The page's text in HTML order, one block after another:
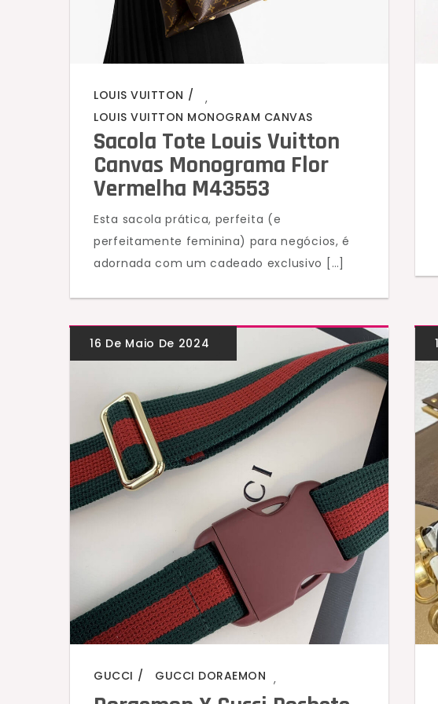
LOUIS VUITTON
,
LOUIS VUITTON MONOGRAM CANVAS
Sacola Tote Louis Vuitton
Canvas Monograma Flor
Vermelha M43553
Esta sacola prática, perfeita (e
perfeitamente feminina) para negócios, é
adornada com um cadeado exclusivo […]
GUCCI ,
GUCCI DORAEMON